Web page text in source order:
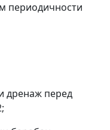
периодичности
дренаж перед